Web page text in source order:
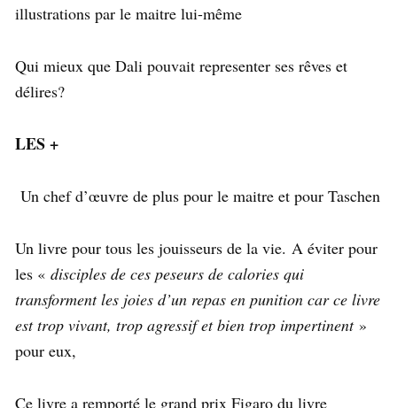
illustrations par le maitre lui-même
Qui mieux que Dali pouvait representer ses rêves et
délires?
LES +
Un chef d’œuvre de plus pour le maitre et pour Taschen
Un livre pour tous les jouisseurs de la vie. A éviter pour
les « disciples de ces peseurs de calories qui
transforment les joies d’un repas en punition car ce livre
est trop vivant, trop agressif et bien trop impertinent»
pour eux,
Ce livre a remporté le grand prix Figaro du livre